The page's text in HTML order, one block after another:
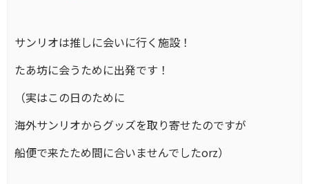
サンリオは推しに会いに行く施設！
たあ坊に会うために出発です！
（実はこの日のために
海外サンリオからグッズを取り寄せたのですが
船便で来たため間に合いませんでしたorz）